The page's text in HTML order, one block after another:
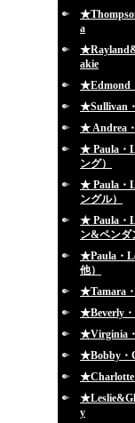
a
akie
★Edmond
★Sullivan
★ Andrea
★ Paula・
ング）
★ Paula・
ングル）
★ Paula・
ン&ペンダ
★Paula・
他）
★Tamara
★Beverly
★Virginia
★Bobby・
★Charlotte
y